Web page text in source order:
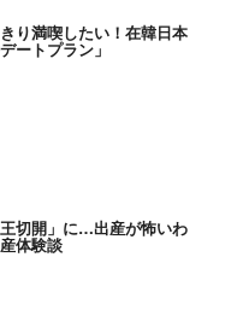
り満喫したい！在韓日本
ートプラン」
切開」に…出産が怖いわ
体験談